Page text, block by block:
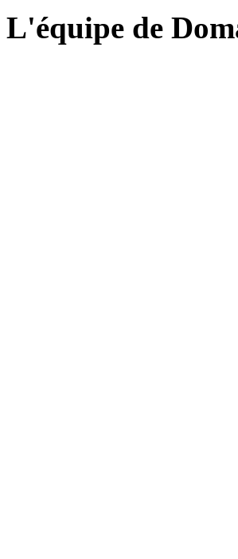
L'équipe de